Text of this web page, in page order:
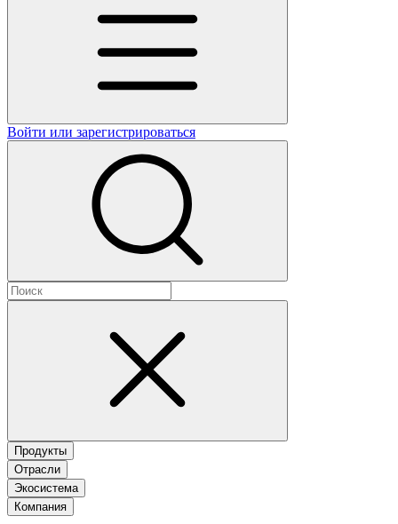
Войти или зарегистрироваться
Продукты
Отрасли
Экосистема
Компания